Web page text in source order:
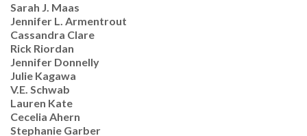
Sarah J. Maas
Jennifer L. Armentrout
Cassandra Clare
Rick Riordan
Jennifer Donnelly
Julie Kagawa
V.E. Schwab
Lauren Kate
Cecelia Ahern
Stephanie Garber